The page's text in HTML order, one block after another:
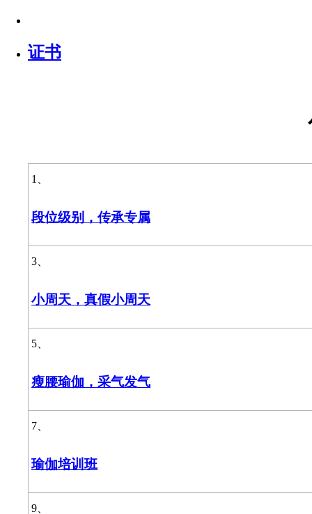
证书
1、
段位级别，传承专属
3、
小周天，真假小周天
5、
瘦腰瑜伽，采气发气
7、
瑜伽培训班
9、